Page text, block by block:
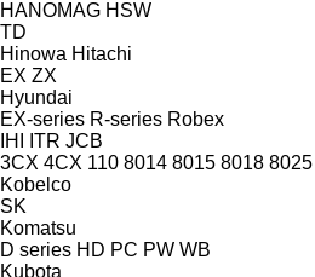
HANOMAG HSW
TD
Hinowa Hitachi
EX ZX
Hyundai
EX-series R-series Robex
IHI
ITR JCB
3CX 4CX 110 8014 8015 8018 8025
Kobelco
SK
Komatsu
D series HD PC PW WB
Kubota